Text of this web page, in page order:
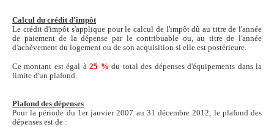
Calcul du crédit d'impôt
Le crédit d'impôt s'applique pour le calcul de l'impôt dû au titre de l'année
de paiement de la dépense par le contribuable ou, au titre de l'année
d'achèvement du logement ou de son acquisition si elle est postérieure.
Ce montant est égal à25 % du total des dépenses d'équipements dans la
limite d'un plafond.
Plafond des dépenses
Pour la période du 1er janvier 2007 au 31 décembre 2012, le plafond des
dépenses est de :